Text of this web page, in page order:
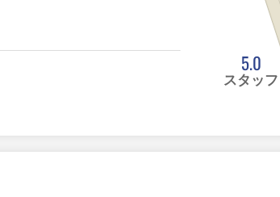
5.0
スタッフ